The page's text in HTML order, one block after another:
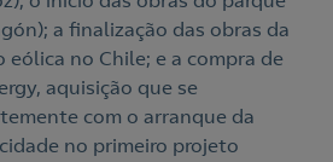
a finalização das obras da
eólica no Chile; e a compra de
aquisição que se
com o arranque da
no primeiro projeto